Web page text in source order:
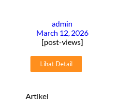
admin
March 12, 2026
[post-views]
Lihat Detail
Artikel